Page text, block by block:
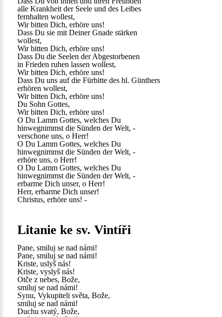
alle Krankheit der Seele und des Leibes
fernhalten wollest,
Wir bitten Dich, erhöre uns!
Dass Du sie mit Deiner Gnade stärken
wollest,
Wir bitten Dich, erhöre uns!
Dass Du die Seelen der Abgestorbenen
in Frieden ruhen lassen wollest,
Wir bitten Dich, erhöre uns!
Dass Du uns auf die Fürbitte des hl. Günthers
erhören wollest,
Wir bitten Dich, erhöre uns!
Du Sohn Gottes,
Wir bitten Dich, erhöre uns!
O Du Lamm Gottes, welches Du
hinwegnimmst die Sünden der Welt, -
verschone uns, o Herr!
O Du Lamm Gottes, welches Du
hinwegnimmst die Sünden der Welt, -
erhöre uns, o Herr!
O Du Lamm Gottes, welches Du
hinwegnimmst die Sünden der Welt, -
erbarme Dich unser, o Herr!
Herr, erbarme Dich unser!
Christus, erhöre uns! -
Litanie ke sv. Vintíři
Pane, smiluj se nad námi!
Pane, smiluj se nad námi!
Kriste, uslyš nás!
Kriste, vyslyš nás!
Otče z nebes, Bože,
smiluj se nad námi!
Synu, Vykupiteli světa, Bože,
smiluj se nad námi!
Duchu svatý, Bože,